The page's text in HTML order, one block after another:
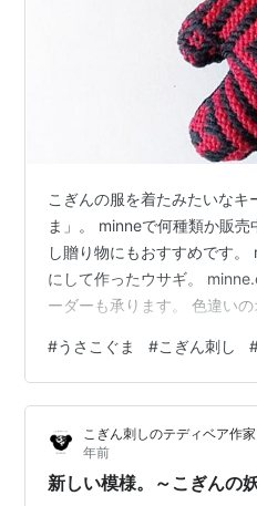
こぎんの服を着たみたいなキ
ま」。 minneで何種類か販
し贈り物にもおすすめです
にして作ったウサギ。
ーダーも承ります。 色違い
刺しのテディベア、ベアグッ
style こひろです。 元々は、
たデザインでオーダーをい
結び花流れ」に変えてほしい
はなかなか人気☆ こちらは
#うさこぐま #こぎん刺し
こぎん刺しのテディベア作
年前
新しい模様。～こぎんの